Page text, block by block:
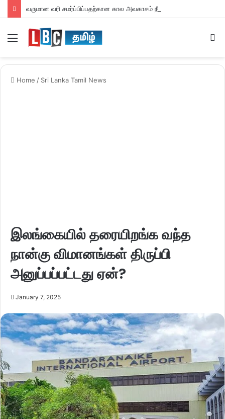
வருமான வரி சமர்ப்பிப்பதற்கான கால அவகாசம் நீடிப்பு
Home / Sri Lanka Tamil News
இலங்கையில் தரையிறங்க வந்த
நான்கு விமானங்கள் திருப்பி
அனுப்பப்பட்டது ஏன்?
January 7, 2025